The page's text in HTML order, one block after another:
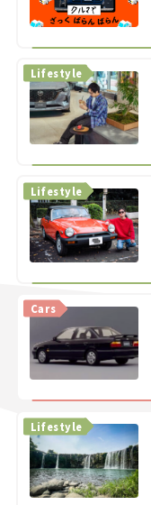
Lifestyle
Lifestyle
Cars
Lifestyle